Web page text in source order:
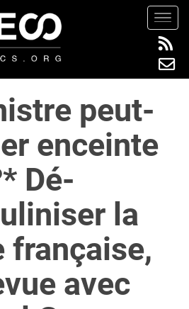
peut-
enceinte
Dé-
la
française,
avec